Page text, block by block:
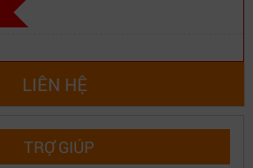
LIÊN HỆ
TRỢ GIÚP